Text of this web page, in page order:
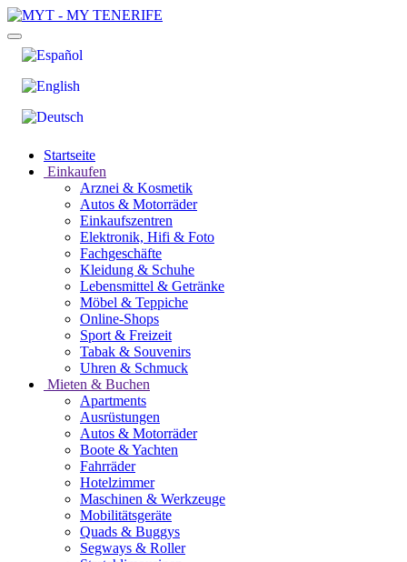
Startseite
Einkaufen
Arznei & Kosmetik
Autos & Motorräder
Einkaufszentren
Elektronik, Hifi & Foto
Fachgeschäfte
Kleidung & Schuhe
Lebensmittel & Getränke
Möbel & Teppiche
Online-Shops
Sport & Freizeit
Tabak & Souvenirs
Uhren & Schmuck
Mieten & Buchen
Apartments
Ausrüstungen
Autos & Motorräder
Boote & Yachten
Fahrräder
Hotelzimmer
Maschinen & Werkzeuge
Mobilitätsgeräte
Quads & Buggys
Segways & Roller